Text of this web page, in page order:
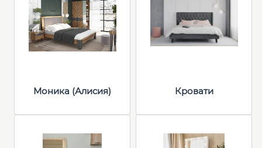
Моника (Алисия) Кровати